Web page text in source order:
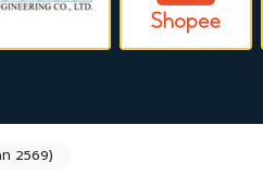
2569)